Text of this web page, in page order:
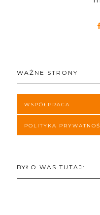
WAŻNE STRONY
WSPÓŁPRACA
POLITYKA
BYŁO WAS TUTAJ: